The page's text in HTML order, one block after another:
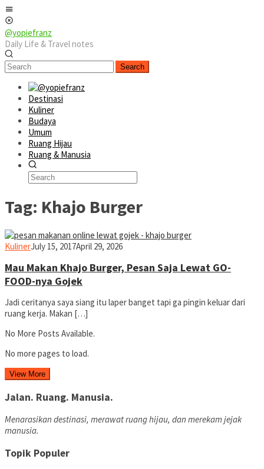
Skip
to
content
@yopiefranz
Daily Life & Travel notes
Search
Destinasi
Kuliner
Budaya
Umum
Ruang Hijau
Ruang & Manusia
Tag: Khajo Burger
Kulineryopiefranz
July 15, 2017April 29, 2026
Mau Makan Khajo Burger, Pesan Saja Lewat GO-
FOOD-nya Gojek
Jadi ceritanya saya siang itu laper banget tapi ga pingin keluar dari
ruang kerja. Makan […]
No More Posts Available.
No more pages to load.
View More
Jalan. Ruang. Manusia.
Menarasikan destinasi, merawat ruang hijau, dan merekam jejak
manusia.
Topik Populer